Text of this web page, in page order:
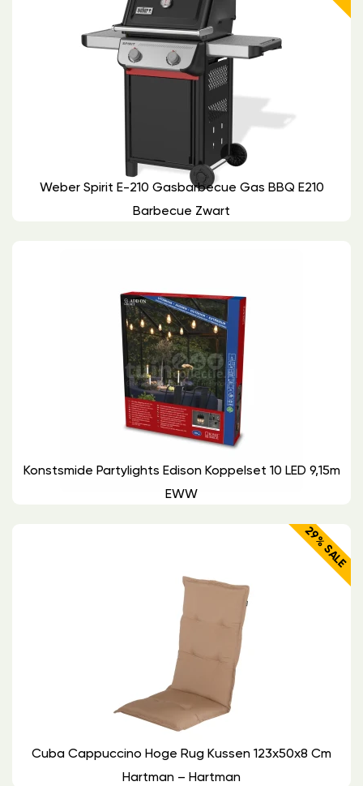
Weber Spirit E-210 Gasbarbecue Gas BBQ E210
Barbecue Zwart
Konstsmide Partylights Edison Koppelset 10 LED 9,15m
EWW
29% SALE
Cuba Cappuccino Hoge Rug Kussen 123x50x8 Cm
Hartman – Hartman